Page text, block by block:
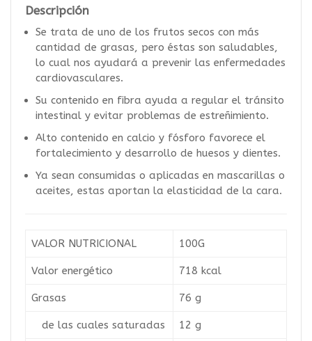
Descripción
Se trata de uno de los frutos secos con más
cantidad de grasas, pero éstas son saludables,
lo cual nos ayudará a prevenir las enfermedades
cardiovasculares.
Su contenido en fibra ayuda a regular el tránsito
intestinal y evitar problemas de estreñimiento.
Alto contenido en calcio y fósforo favorece el
fortalecimiento y desarrollo de huesos y dientes.
Ya sean consumidas o aplicadas en mascarillas o
aceites, estas aportan la elasticidad de la cara.
VALOR NUTRICIONAL 100G
Valor energético 718 kcal
Grasas 76 g
de las cuales saturadas 12 g